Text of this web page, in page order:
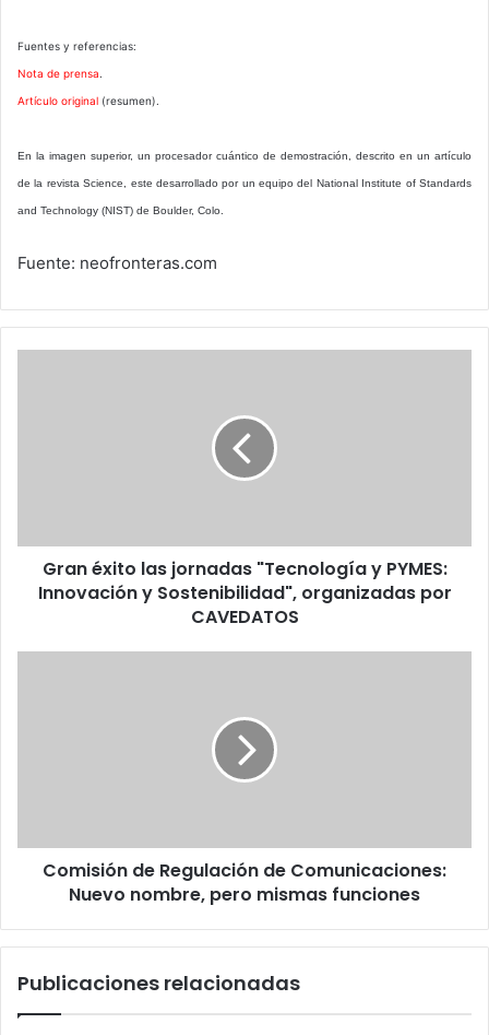
Fuentes y referencias:
Nota de prensa
Artículo original (resumen).
En la imagen superior, un procesador cuántico de demostración, descrito en un artículo
de la revista Science, este desarrollado por un equipo del National Institute of Standards
and Technology (NIST) de Boulder, Colo.
Fuente: neofronteras.com
y
Sostenibilidad",
organizadas
Gran éxito las jornadas "Tecnología y PYMES:
Innovación y Sostenibilidad", organizadas por
CAVEDATOS
mismas
funciones
Comisión de Regulación de Comunicaciones:
Nuevo nombre, pero mismas funciones
Publicaciones relacionadas